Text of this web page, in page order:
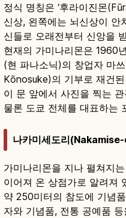
정식 명칭은 ‘후라이진몬
신상, 왼쪽에는 뇌신상이 안
신들로 오래전부터 신앙을
현재의 가미나리몬은 1960
(현 파나소닉)의 창업자 마
Kōnosuke)의 기부로 재건
이 문 앞에서 사진을 찍는
물론 도쿄 전체를 대표하는
나카미세도리
가미나리몬을 지나 펼쳐지
이어져 온 상점가로 알려져
약 250미터의 참도에 기념
자와 기념품, 전통 공예품